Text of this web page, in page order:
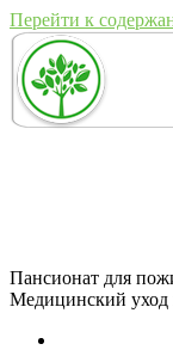
Перейти к
Пансионат для
Медицинский уход